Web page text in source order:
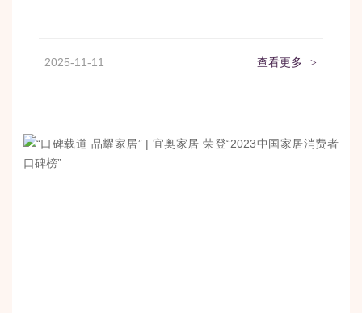
2025-11-11 查看更多 >